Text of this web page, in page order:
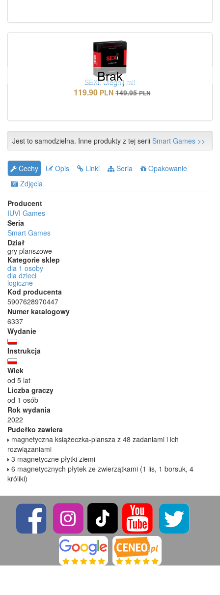
Brak
SEXi: Ulegnij mi!
119.90 PLN 149.95 PLN
Jest to samodzielna. Inne produkty z tej serii Smart Games >>
Cechy Opis Linki Seria
Opakowanie
Zdjęcia
Producent
IUVI Games
Seria
Smart Games
Dział
gry planszowe
Kategorie sklep
dla 1 osoby
dla dzieci
logiczne
Kod producenta
5907628970447
Numer katalogowy
6337
Wydanie
Instrukcja
Wiek
od 5 lat
Liczba graczy
od 1 osób
Rok wydania
2022
Pudełko zawiera
magnetyczna książeczka-plansza z 48 zadaniami i ich
rozwiązaniami
3 magnetyczne płytki ziemi
6 magnetycznych płytek ze zwierzątkami (1 lis, 1 borsuk, 4
króliki)